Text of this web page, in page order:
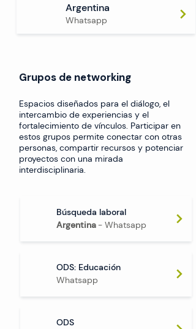
Argentina
Whatsapp
​Grupos de networking
Espacios diseñados para el diálogo, el
intercambio de experiencias y el
fortalecimiento de vínculos. Participar en
estos grupos permite conectar con otras
personas, compartir recursos y potenciar
proyectos con una mirada
interdisciplinaria.
Búsqueda laboral
Argentina- Whatsapp
ODS: Educación
Whatsapp
ODS